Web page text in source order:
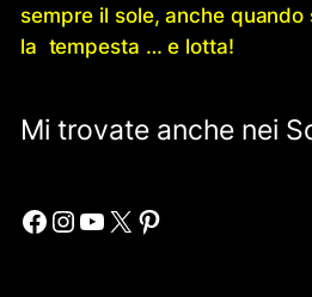
sempre il sole, anche
la tempesta … e lotta!
Mi trovate anche nei
Facebook Instagram YouTube X Pinterest